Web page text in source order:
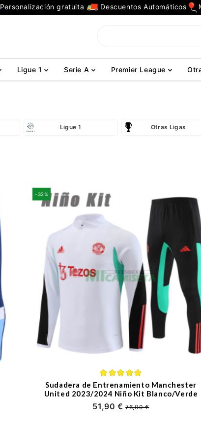
Personalización gratuita Descuentos Automáticos
Ligue 1 Serie A Premier League
Ligue 1 Otras Ligas
-32%
Sudadera de Entrenamiento Manchester
United 2023/2024 Niño Kit Blanco/Verde
51,90 €76,00 €